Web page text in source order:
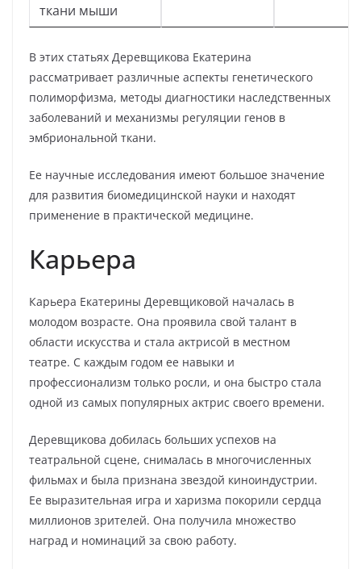
ткани мыши
В этих статьях Деревщикова Екатерина
рассматривает различные аспекты генетического
полиморфизма, методы диагностики наследственных
заболеваний и механизмы регуляции генов в
эмбриональной ткани.
Ее научные исследования имеют большое значение
для развития биомедицинской науки и находят
применение в практической медицине.
Карьера
Карьера Екатерины Деревщиковой началась в
молодом возрасте. Она проявила свой талант в
области искусства и стала актрисой в местном
театре. С каждым годом ее навыки и
профессионализм только росли, и она быстро стала
одной из самых популярных актрис своего времени.
Деревщикова добилась больших успехов на
театральной сцене, снималась в многочисленных
фильмах и была признана звездой киноиндустрии.
Ее выразительная игра и харизма покорили сердца
миллионов зрителей. Она получила множество
наград и номинаций за свою работу.